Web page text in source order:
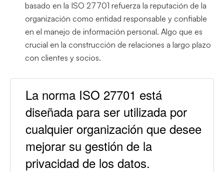
basado en la ISO 27701 refuerza la reputación de la
organización como entidad responsable y confiable
en el manejo de información personal. Algo que es
crucial en la construcción de relaciones a largo plazo
con clientes y socios.
La norma ISO 27701 está
diseñada para ser utilizada por
cualquier organización que desee
mejorar su gestión de la
privacidad de los datos.